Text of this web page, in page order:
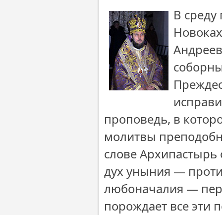
В среду
проповедь, в
молитвы
слове Архипастырь
дух уныния —
любоначалия —
порождает все эти